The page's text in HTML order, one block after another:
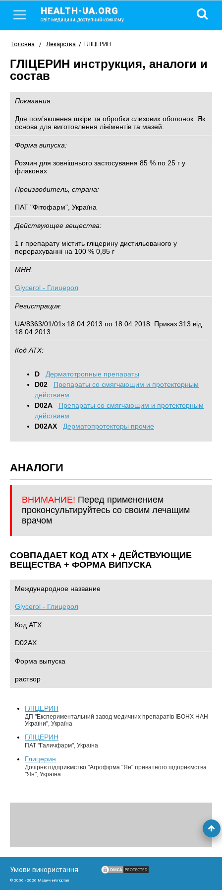
HEALTH-UA.ORG
світ медицини, доступний кожному
Головна / Лекарства / ГЛІЦЕРИН
ГЛІЦЕРИН инструкция, аналоги и
состав
Показания:
Для пом’якшення шкіри та обробки слизових оболонок. Як
основа для виготовлення лініментів та мазей.
Форма випуска:
Розчин для зовнішнього застосування 85 % по 25 г у
флаконах
Производитель, страна:
ПАТ "Фітофарм", Україна
Действующее вещества:
1 г препарату містить гліцерину дистильованого у
перерахуванні на 100 % 0,85 г
МНН:
Glycerol - Глицерол
Регистрация:
UA/8363/01/01з 18.04.2013 по 18.04.2018. Приказ 313 від
18.04.2013
Код АТХ:
D
Дерматотропные препараты
D02
Препараты со смягчающим и протекторным
действием
D02A
Препараты со смягчающим и протекторным
действием
D02AX
Дерматопротекторы прочие
АНАЛОГИ
ВНИМАНИЕ! Перед применением
проконсультируйтесь со своим лечащим
врачом
СОВПАДАЕТ КОД ATХ + ДЕЙСТВУЮЩИЕ
ВЕЩЕСТВА + ФОРМА ВИПУСКА
Международное название
Glycerol - Глицерол
Код АТХ
D02AX
Форма выпуска
раствор
ГЛІЦЕРИН
ДП "Експериментальний завод медичних препаратів ІБОНХ НАН
України", Україна
ГЛІЦЕРИН
ПАТ "Галичфарм", Україна
Глицерин
Дочірнє підприємство "Агрофірма "Ян" приватного підприємства
"Ян", Україна
Умови використання
© 2006 - 2026 Медичний портал